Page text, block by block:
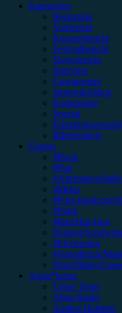
Kategorien
Rezension
Vorbericht
Konzertbericht
Festivalbericht
Showbericht
Interview
Gewinnspiel
Jahresrückblick
Kommentar
Special
Bildergalerie
Genres
#Rock
#Pop
#Alternative/Indie
#Metal
#Post-Hardcore/
#Punk
#Rap/Hip-Hop
#Singer/
#Electronica
#Soundtrack/
#Jazz/Blues/
Autor*innen
Unser Team
Alina Hasky
Andrea Holstein